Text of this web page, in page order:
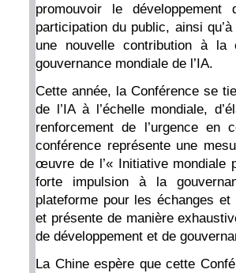
promouvoir le
participation du public, ainsi
une nouvelle contribution à la
gouvernance mondiale de l’IA.
Cette année, la Conférence se
de l’IA à l’échelle mondiale,
renforcement de l’urgence en
conférence représente une
œuvre de l’« Initiative mondiale
forte impulsion à la
plateforme pour les échanges
et présente de manière
de développement et de
La Chine espère que cette